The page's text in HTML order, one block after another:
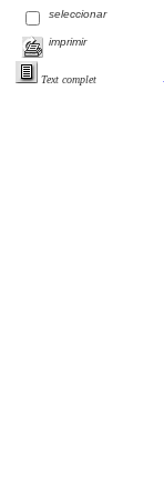
seleccionar
imprimir
Text complet